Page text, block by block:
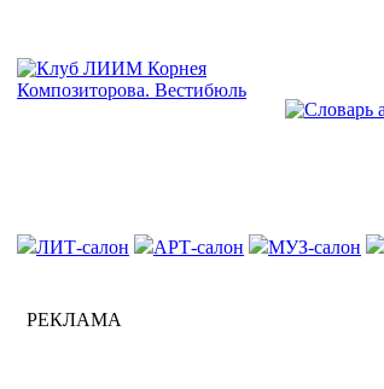
ЛИТ-салон АРТ-салон МУЗ-салон
РЕКЛАМА